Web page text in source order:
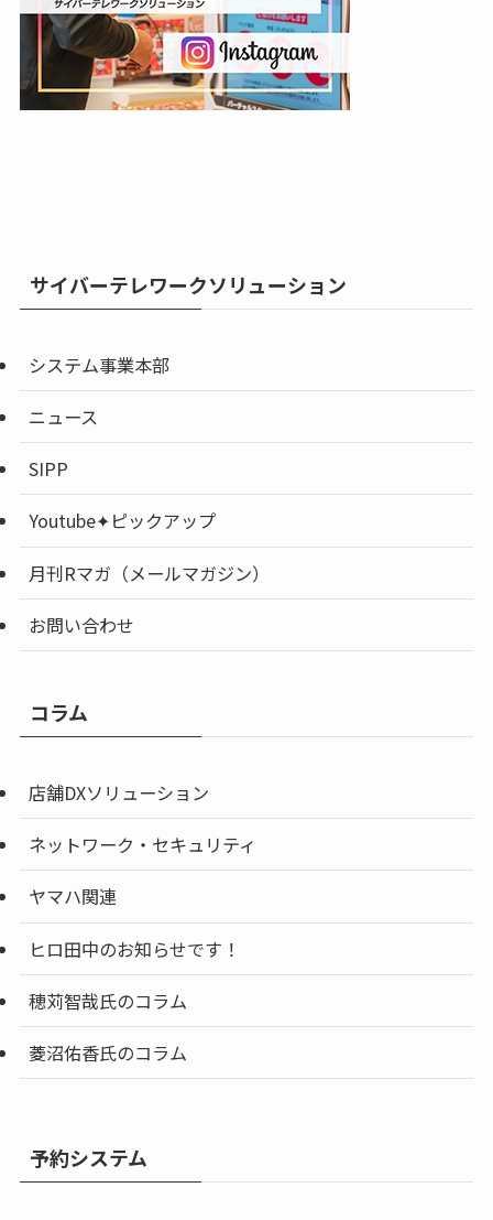
サイバーテレワークソリューション
システム事業本部
ニュース
SIPP
Youtube✦ピックアップ
月刊Rマガ（メールマガジン）
お問い合わせ
コラム
店舗DXソリューション
ネットワーク・セキュリティ
ヤマハ関連
ヒロ田中のお知らせです！
穂苅智哉氏のコラム
菱沼佑香氏のコラム
予約システム